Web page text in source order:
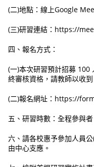
(二)地點：線上Google
(三)研習連結：https://
四、報名方式：
(一)本次研習預計招募 100
終審核資格，請教師以收
(二)報名網址：https://
五、研習時數：全程參與
六、請各校惠予參加人員
由中心支應。